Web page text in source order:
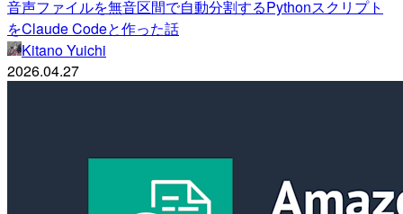
音声ファイルを無音区間で自動分割するPythonスクリプト
をClaude Codeと作った話
Kitano Yuichi
2026.04.27